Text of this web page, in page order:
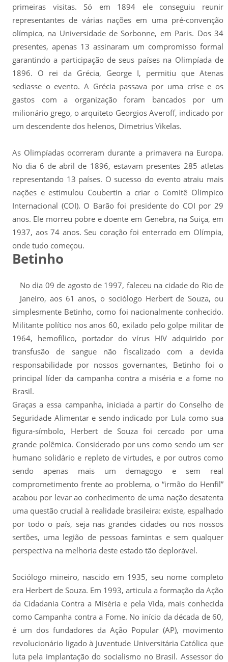
primeiras visitas. Só em 1894 ele conseguiu reunir
representantes de várias nações em uma pré-convenção
olímpica, na Universidade de Sorbonne, em Paris. Dos 34
presentes, apenas 13 assinaram um compromisso formal
garantindo a participação de seus países na Olimpíada de
1896. O rei da Grécia, George I, permitiu que Atenas
sediasse o evento. A Grécia passava por uma crise e os
gastos com a organização foram bancados por um
milionário grego, o arquiteto Georgios Averoff, indicado por
um descendente dos helenos, Dimetrius Vikelas.
As Olimpíadas ocorreram durante a primavera na Europa.
No dia 6 de abril de 1896, estavam presentes 285 atletas
representando 13 países. O sucesso do evento atraiu mais
nações e estimulou Coubertin a criar o Comitê Olímpico
Internacional (COI). O Barão foi presidente do COI por 29
anos. Ele morreu pobre e doente em Genebra, na Suiça, em
1937, aos 74 anos. Seu coração foi enterrado em Olímpia,
onde tudo começou.
Betinho
No dia 09 de agosto de 1997, faleceu na cidade do Rio de
Janeiro, aos 61 anos, o sociólogo Herbert de Souza, ou
simplesmente Betinho, como foi nacionalmente conhecido.
Militante político nos anos 60, exilado pelo golpe militar de
1964, hemofílico, portador do vírus HIV adquirido por
transfusão de sangue não fiscalizado com a devida
responsabilidade por nossos governantes, Betinho foi o
principal líder da campanha contra a miséria e a fome no
Brasil.
Graças a essa campanha, iniciada a partir do Conselho de
Seguridade Alimentar e sendo indicado por Lula como sua
figura-símbolo, Herbert de Souza foi cercado por uma
grande polêmica. Considerado por uns como sendo um ser
humano solidário e repleto de virtudes, e por outros como
sendo apenas mais um demagogo e sem real
comprometimento frente ao problema, o “irmão do Henfil”
acabou por levar ao conhecimento de uma nação desatenta
uma questão crucial à realidade brasileira: existe, espalhado
por todo o país, seja nas grandes cidades ou nos nossos
sertões, uma legião de pessoas famintas e sem qualquer
perspectiva na melhoria deste estado tão deplorável.
Sociólogo mineiro, nascido em 1935, seu nome completo
era Herbert de Souza. Em 1993, articula a formação da Ação
da Cidadania Contra a Miséria e pela Vida, mais conhecida
como Campanha contra a Fome. No início da década de 60,
é um dos fundadores da Ação Popular (AP), movimento
revolucionário ligado à Juventude Universitária Católica que
luta pela implantação do socialismo no Brasil. Assessor do